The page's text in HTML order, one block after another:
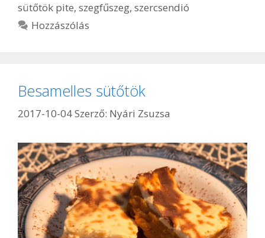
sütőtök pite, szegfűszeg, szercsendió
Hozzászólás
Besamelles sütőtök
2017-10-04Szerző: Nyári Zsuzsa